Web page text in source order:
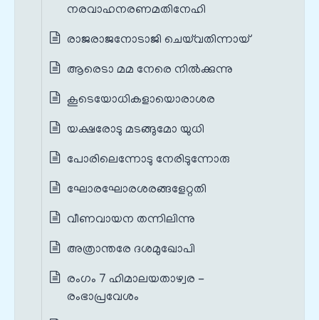
നരവാഹനരണമതിനേഹി
രാജരാജനോടാജി ചെയ്‌വതിന്നായ്
ആരെടാ മമ നേരെ നിൽക്കുന്നു
കൂടെയോധികളായൊരാശര
യക്ഷരോടു മടങ്ങുമോ യുധി
പോരിലെന്നോടു നേരിടുന്നോരു
ഘോരഘോരശരങ്ങളേറ്റതി
വീണവായന തന്നിലിന്നു
അത്രാന്തരേ ദശമുഖോപി
രംഗം 7 ഹിമാലയതാഴ്വര -
രംഭാപ്രവേശം